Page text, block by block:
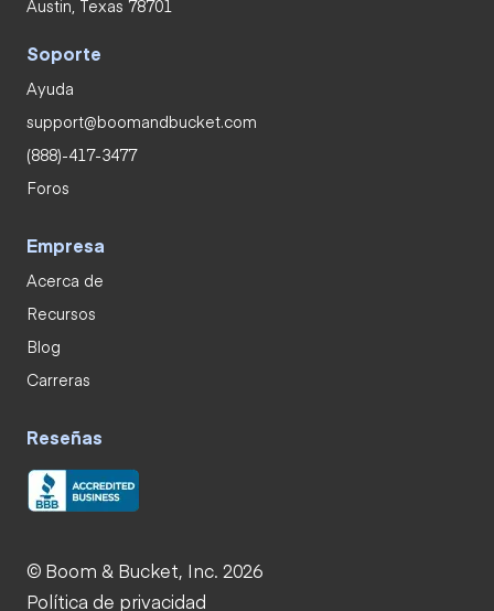
Austin, Texas 78701
Soporte
Ayuda
support@boomandbucket.com
(888)-417-3477
Foros
Empresa
Acerca de
Recursos
Blog
Carreras
Reseñas
© Boom & Bucket, Inc. 2026
Política de privacidad